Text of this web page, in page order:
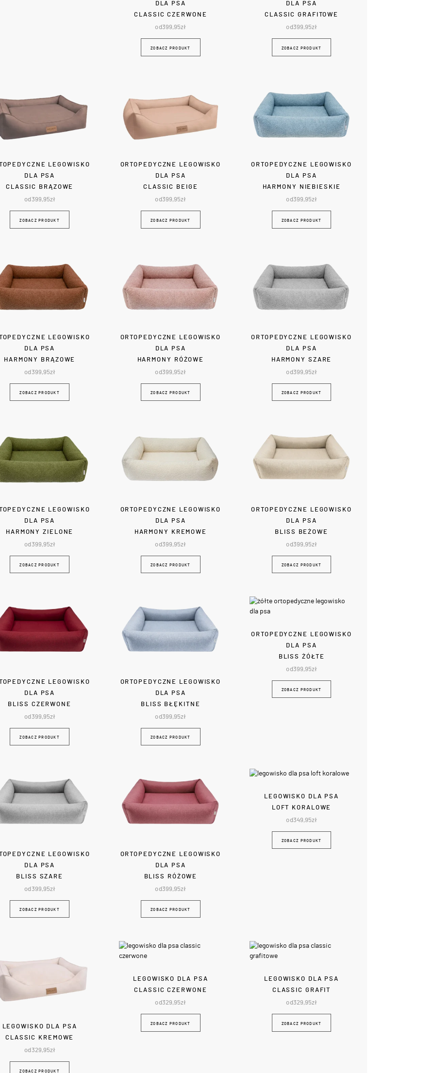
DLA PSA
CLASSIC CZERWONE
od399,95zł
ZOBACZ PRODUKT
DLA PSA
CLASSIC GRAFITOWE
od399,95zł
ZOBACZ PRODUKT
LEGOWISKO
DLA PSA
CLASSIC BRĄZOWE
od 399,95zł
ZOBACZ PRODUKT
ORTOPEDYCZNE LEGOWISKO
DLA PSA
CLASSIC BEIGE
od399,95zł
ZOBACZ PRODUKT
ORTOPEDYCZNE LEGOWISKO
DLA PSA
HARMONY NIEBIESKIE
od399,95zł
ZOBACZ PRODUKT
LEGOWISKO
DLA PSA
HARMONY BRĄZOWE
od 399,95zł
ZOBACZ PRODUKT
ORTOPEDYCZNE LEGOWISKO
DLA PSA
HARMONY RÓŻOWE
od399,95zł
ZOBACZ PRODUKT
ORTOPEDYCZNE LEGOWISKO
DLA PSA
HARMONY SZARE
od399,95zł
ZOBACZ PRODUKT
LEGOWISKO
DLA PSA
HARMONY ZIELONE
od 399,95zł
ZOBACZ PRODUKT
ORTOPEDYCZNE LEGOWISKO
DLA PSA
HARMONY KREMOWE
od399,95zł
ZOBACZ PRODUKT
ORTOPEDYCZNE LEGOWISKO
DLA PSA
BLISS BEŻOWE
od399,95zł
ZOBACZ PRODUKT
LEGOWISKO
DLA PSA
BLISS CZERWONE
od 399,95zł
ZOBACZ PRODUKT
ORTOPEDYCZNE LEGOWISKO
DLA PSA
BLISS BŁĘKITNE
od399,95zł
ZOBACZ PRODUKT
ORTOPEDYCZNE LEGOWISKO
DLA PSA
BLISS ŻÓŁTE
od399,95zł
ZOBACZ PRODUKT
LEGOWISKO
DLA PSA
BLISS SZARE
od 399,95zł
ZOBACZ PRODUKT
ORTOPEDYCZNE LEGOWISKO
DLA PSA
BLISS RÓŻOWE
od399,95zł
ZOBACZ PRODUKT
LEGOWISKO DLA PSA
LOFT KORALOWE
od349,95zł
ZOBACZ PRODUKT
LEGOWISKO DLA PSA
CLASSIC KREMOWE
od 329,95zł
ZOBACZ PRODUKT
LEGOWISKO DLA PSA
CLASSIC CZERWONE
od329,95zł
ZOBACZ PRODUKT
LEGOWISKO DLA PSA
CLASSIC GRAFIT
od329,95zł
ZOBACZ PRODUKT